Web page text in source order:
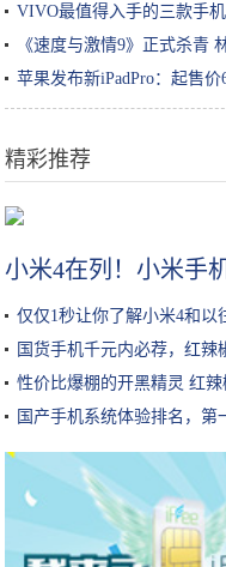
VIVO最值得入手的三款手
《速度与激情9》正式杀青
苹果发布新iPadPro：起售
精彩推荐
小米4在列！小米手
仅仅1秒让你了解小米4和以
国货手机千元内必荐，红
性价比爆棚的开黑精灵 红
国产手机系统体验排名，